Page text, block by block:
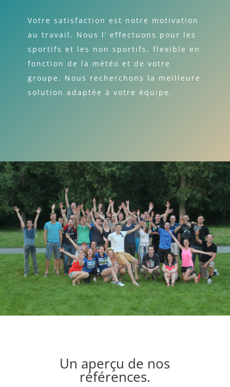
Votre satisfaction est notre motivation
au travail. Nous l‘ effectuons pour les
sportifs et les non sportifs, flexible en
fonction de la météo et de votre
groupe. Nous recherchons la meilleure
solution adaptée à votre équipe.
Un aperçu de nos
références.